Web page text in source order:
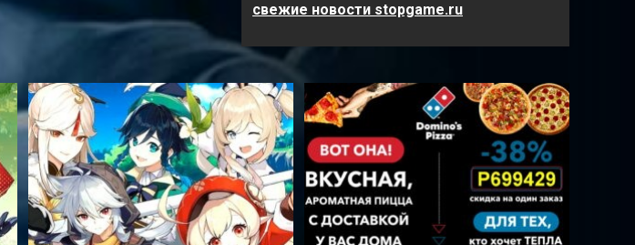
свежие новости stopgame.ru